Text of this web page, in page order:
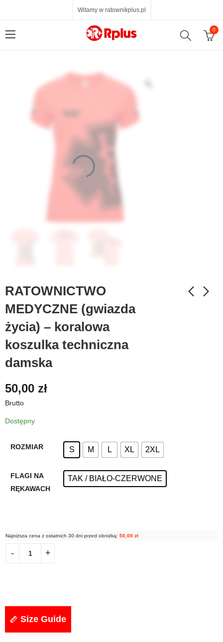
Witamy w ratownikplus.pl
0
RATOWNICTWO
MEDYCZNE (gwiazda
życia) – koralowa
koszulka techniczna
damska
50,00 zł
Brutto
Dostępny
ROZMIAR S M L XL 2XL
FLAGI NA
RĘKAWACH
TAK / BIAŁO-CZERWONE
Najniższa cena z ostatnich 30 dni przed obniżką: 50,00 zł
Size Guide